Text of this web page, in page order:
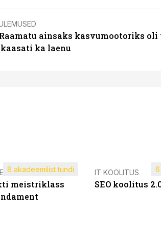
ainsaks kasvumootoriks
ka laenu
meistriklass
8 akadeemilist tundi IT KOOLITUS
SEO koolitus
6